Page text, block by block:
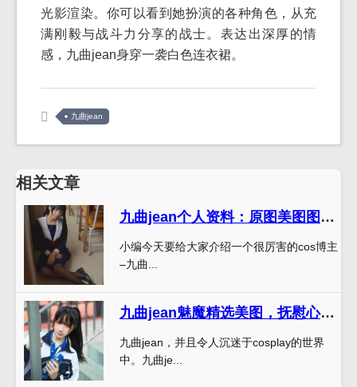
光影渲染。你可以看到她扮演的各种角色，从充
满刚毅与战斗力分享的战士。表达出深厚的情
感，九曲jean身穿一袭白色连衣裙。
九曲jean
相关文章
九曲jean个人资料：原图美图图包合集
小编今天要给大家介绍一个很厉害的cos博主
–九曲...
九曲jean魅魔精选美图，抚慰心灵，温暖眼底。
九曲jean，并且令人沉迷于cosplay的世界
中。九曲je...